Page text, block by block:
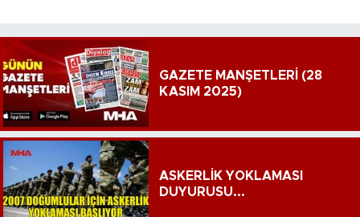
GAZETE MANŞETLERİ (28
KASIM 2025)
ASKERLİK YOKLAMASI
DUYURUSU...